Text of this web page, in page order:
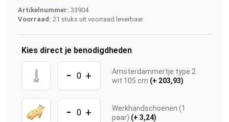
Artikelnummer: 33904
Voorraad: 21 stuks uit voorraad leverbaar
Kies direct je benodigdheden
- +
Amsterdammertje type 2
wit 105 cm (+ 203,93)
- +
Werkhandschoenen (1
paar) (+ 3,24)